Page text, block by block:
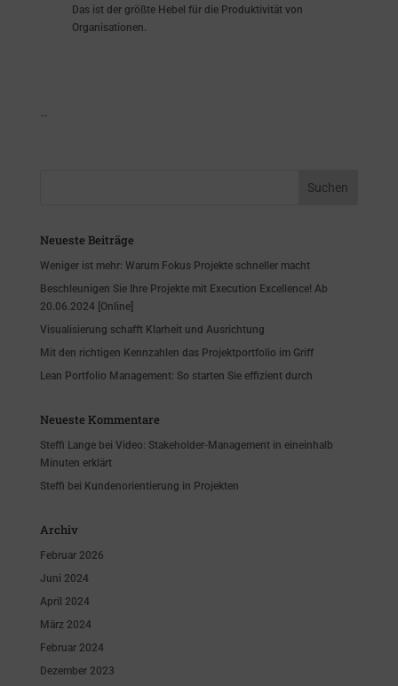
Das ist der größte Hebel für die Produktivität von
Organisationen.
…
Neueste Beiträge
Weniger ist mehr: Warum Fokus Projekte schneller macht
Beschleunigen Sie Ihre Projekte mit Execution Excellence! Ab
20.06.2024 [Online]
Visualisierung schafft Klarheit und Ausrichtung
Mit den richtigen Kennzahlen das Projektportfolio im Griff
Lean Portfolio Management: So starten Sie effizient durch
Neueste Kommentare
Steffi Langebei Video: Stakeholder-Management in eineinhalb
Minuten erklärt
Steffi bei Kundenorientierung in Projekten
Archiv
Februar 2026
Juni 2024
April 2024
März 2024
Februar 2024
Dezember 2023